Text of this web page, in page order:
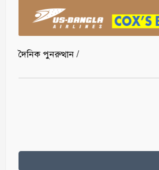
দৈনিক পুনরুত্থান /